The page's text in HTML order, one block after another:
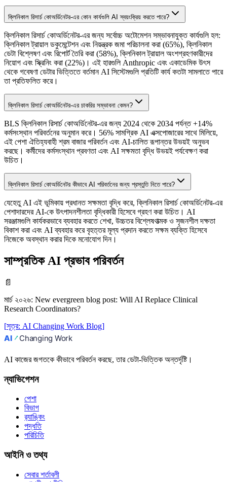
ক্লিনিকাল রিসার্চ কোঅর্ডিনেটর-এর কোন কার্যগুলি AI স্বয়ংক্রিয় করতে পারে?
ক্লিনিকাল রিসার্চ কোঅর্ডিনেটর-এর জন্য সর্বোচ্চ অটোমেশন সম্ভাবনাযুক্ত কার্যগুলি হল:
ক্লিনিকাল ট্রায়াল ডকুমেন্টেশন এবং নিয়ন্ত্রক জমা পরিচালনা করা (65%), ক্লিনিকাল
ডেটা বিশ্লেষণ এবং রিপোর্ট তৈরি করা (58%), ক্লিনিকাল ট্রায়াল অংশগ্রহণকারীদের
নিয়োগ এবং স্ক্রিনিং করা (22%)। এই হারগুলি Anthropic এবং একাডেমিক উৎস
থেকে গবেষণা ডেটার ভিত্তিতে বর্তমান AI সিস্টেমগুলি প্রতিটি কার্য কতটা সামলাতে পারে
তা প্রতিফলিত করে।
ক্লিনিকাল রিসার্চ কোঅর্ডিনেটর-এর চাকরির সম্ভাবনা কেমন?
BLS ক্লিনিকাল রিসার্চ কোঅর্ডিনেটর-এর জন্য 2024 থেকে 2034 পর্যন্ত +14%
কর্মসংস্থান পরিবর্তনের অনুমান করে। 56% সামগ্রিক AI এক্সপোজারের সাথে মিলিয়ে,
এই পেশা ঐতিহ্যবাহী শ্রম বাজার পরিবর্তন এবং AI-চালিত রূপান্তর উভয়ই অনুভব
করছে। কর্মীদের কর্মসংস্থান প্রবণতা এবং AI সক্ষমতা বৃদ্ধি উভয়ই পর্যবেক্ষণ করা
উচিত।
ক্লিনিকাল রিসার্চ কোঅর্ডিনেটর কীভাবে AI পরিবর্তনের জন্য প্রস্তুতি নিতে পারে?
যেহেতু AI এই ভূমিকায় প্রধানত সক্ষমতা বৃদ্ধি করে, ক্লিনিকাল রিসার্চ কোঅর্ডিনেটর-এর
পেশাদারদের AI-কে উৎপাদনশীলতা বৃদ্ধিকারী হিসেবে গ্রহণ করা উচিত। AI
সরঞ্জামগুলি কার্যকরভাবে ব্যবহার করতে শেখা, উচ্চতর বিশ্লেষণাত্মক ও সৃজনশীল দক্ষতা
বিকাশ করা এবং AI ব্যবহার করে বৃহত্তর মূল্য প্রদান করতে সক্ষম ব্যক্তি হিসেবে
নিজেকে অবস্থান করার দিকে মনোযোগ দিন।
সাম্প্রতিক AI প্রভাব পরিবর্তন
📄
মার্চ ২০২৬: New evergreen blog post: Will AI Replace Clinical
Research Coordinators?
[সূত্র: AI Changing Work Blog]
AI কাজের জগতকে কীভাবে পরিবর্তন করছে, তার ডেটা-ভিত্তিক অন্তর্দৃষ্টি।
ন্যাভিগেশন
পেশা
বিভাগ
র‍্যাঙ্কিং
পদ্ধতি
পরিচিতি
আইনি ও তথ্য
সেবার শর্তাবলী